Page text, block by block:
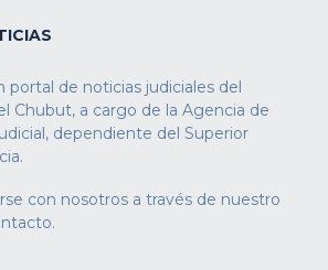
portal de noticias judiciales del
Chubut, a cargo de la Agencia de
dependiente del Superior
con nosotros a través de nuestro
.